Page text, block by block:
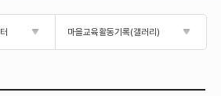
마을교육활동기록(갤러리)